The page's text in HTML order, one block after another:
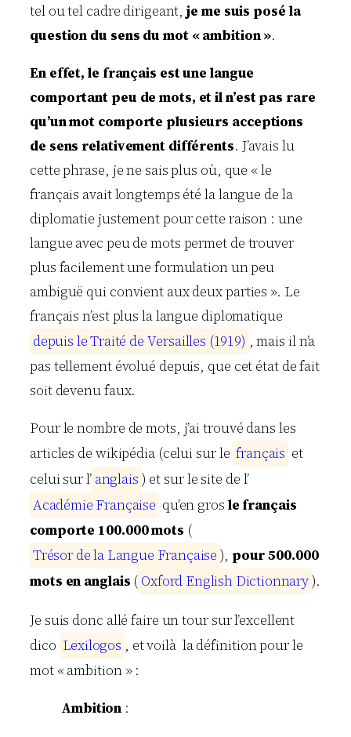
j
e
e
o
u
v
e
n
e
…
tel ou tel cadre dirigeant,je me suis posé la
question du sens du mot « ambition ».
En effet, le français est une langue
comportant peu de mots, et il n’est pas rare
qu’un mot comporte plusieurs acceptions
de sens relativement différents. J’avais lu
cette phrase, je ne sais plus où, que « le
français avait longtemps été la langue de la
diplomatie justement pour cette raison : une
langue avec peu de mots permet de trouver
plus facilement une formulation un peu
ambiguë qui convient aux deux parties ». Le
français n’est plus la langue diplomatique
depuis leTraité de Versailles (1919) , mais il n’a
pas tellement évolué depuis, que cet état de fait
soit devenu faux.
Pour le nombre de mots, j’ai trouvé dans les
articles de wikipédia (celui sur le français et
celui sur l’ anglais ) et sur le site de l’
Académie Française qu’en gros le français
comporte 100.000 mots (
Trésor dela Langue Française ), pour 500.000
mots en anglais ( Oxford English Dictionnary).
Je suis donc allé faire un tour sur l’excellent
dico Lexilogos , et voilà la définition pour le
mot « ambition » :
Ambition :